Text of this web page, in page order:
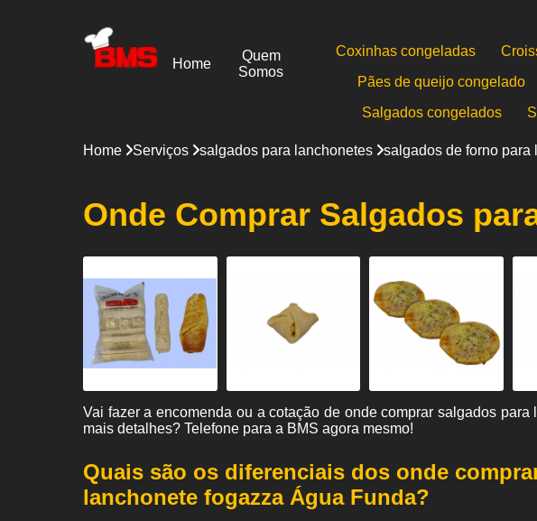
Home
Quem
Somos
Coxinhas congeladas
Pães de queijo congelado
Salgados congelados
Home Serviços salgados para lanchonetes salgados de forno para
Onde Comprar Salgados
Vai fazer a encomenda ou a cotação de onde comprar salgados
mais detalhes? Telefone para a BMS agora mesmo!
Quais são os diferenciais dos onde
lanchonete fogazza Água Funda?